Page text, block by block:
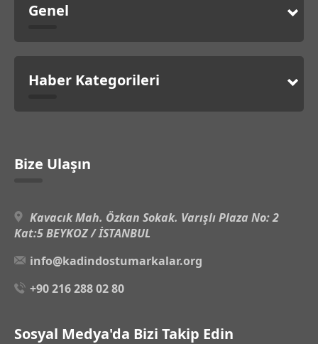
Genel
Haber Kategorileri
Bize Ulaşın
Kavacık Mah. Özkan Sokak. Varışlı Plaza No: 2
Kat:5 BEYKOZ / İSTANBUL
info@kadindostumarkalar.org
+90 216 288 02 80
Sosyal Medya'da Bizi Takip Edin